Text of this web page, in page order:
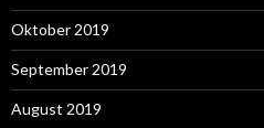
Oktober 2019
September 2019
August 2019